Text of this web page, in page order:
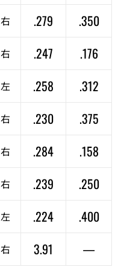
右 .279
.350
右 .247
.176
左 .258
.312
右 .230
.375
右 .284
.158
右 .239
.250
左 .224
.400
右 3.91 —